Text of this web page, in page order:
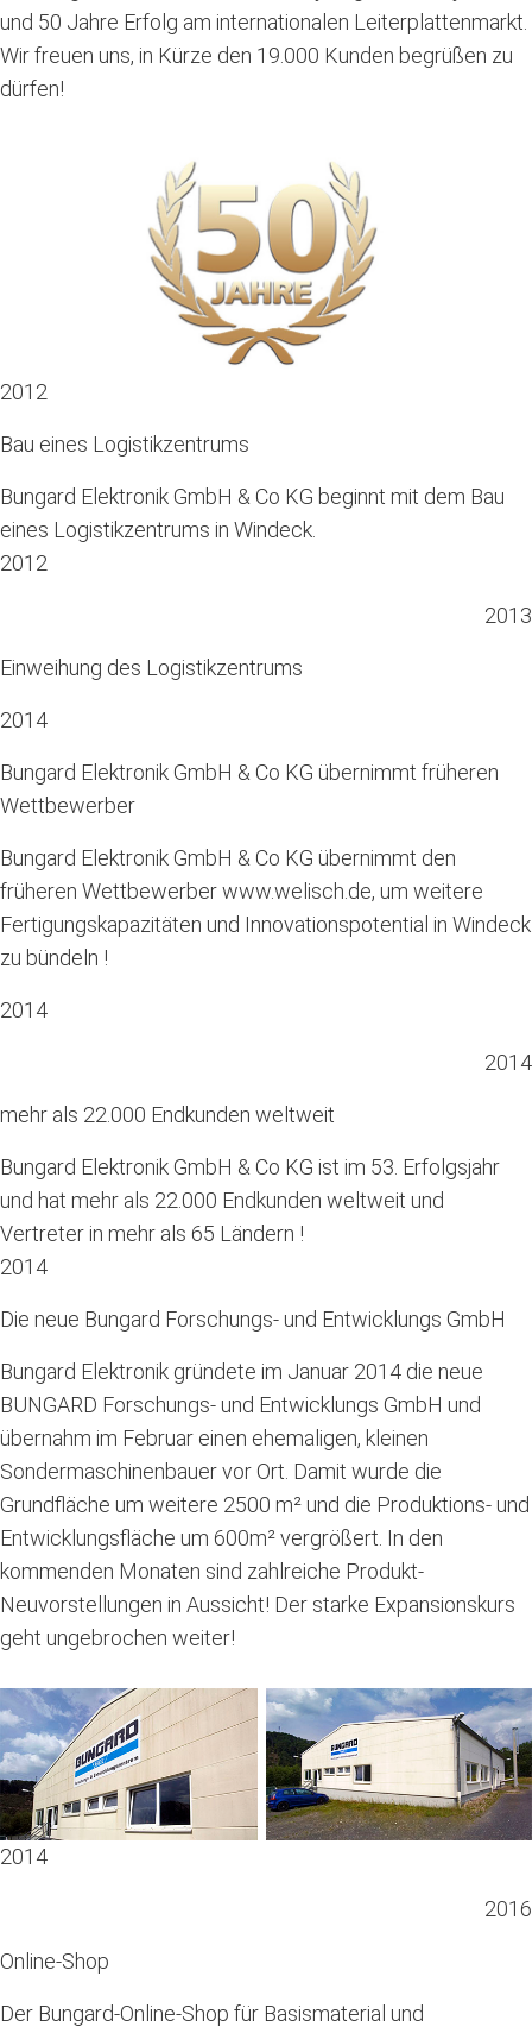
und 50 Jahre Erfolg am internationalen Leiterplattenmarkt.
Wir freuen uns, in Kürze den 19.000 Kunden begrüßen zu
dürfen!
2012
Bau eines Logistikzentrums
Bungard Elektronik GmbH & Co KG beginnt mit dem Bau
eines Logistikzentrums in Windeck.
2012
2013
Einweihung des Logistikzentrums
2014
Bungard Elektronik GmbH & Co KG übernimmt früheren
Wettbewerber
Bungard Elektronik GmbH & Co KG übernimmt den
früheren Wettbewerber www.welisch.de, um weitere
Fertigungskapazitäten und Innovationspotential in Windeck
zu bündeln !
2014
2014
mehr als 22.000 Endkunden weltweit
Bungard Elektronik GmbH & Co KG ist im 53. Erfolgsjahr
und hat mehr als 22.000 Endkunden weltweit und
Vertreter in mehr als 65 Ländern !
2014
Die neue Bungard Forschungs- und Entwicklungs GmbH
Bungard Elektronik gründete im Januar 2014 die neue
BUNGARD Forschungs- und Entwicklungs GmbH und
übernahm im Februar einen ehemaligen, kleinen
Sondermaschinenbauer vor Ort. Damit wurde die
Grundfläche um weitere 2500 m² und die Produktions- und
Entwicklungsfläche um 600m² vergrößert. In den
kommenden Monaten sind zahlreiche Produkt-
Neuvorstellungen in Aussicht! Der starke Expansionskurs
geht ungebrochen weiter!
2014
2016
Online-Shop
Der Bungard-Online-Shop für Basismaterial und